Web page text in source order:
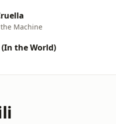
Machine
the World)